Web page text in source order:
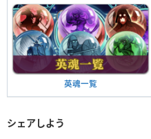
英魂一覧
シェアしよう